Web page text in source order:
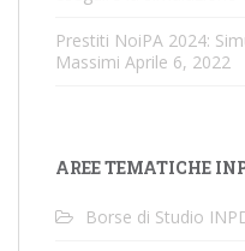
Prestiti NoiPA 2024:
Massimi Aprile 6, 2022
AREE TEMATICHE
Borse di Studio